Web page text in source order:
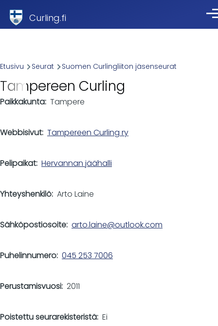
Curling.fi
Breadcrumb
Etusivu Seurat Suomen Curlingliiton jäsenseurat
Tampereen Curling
Paikkakunta Tampere
Webbisivut Tampereen Curling ry
Pelipaikat Hervannan jäähalli
Yhteyshenkilö Arto Laine
Sähköpostiosoite arto.laine@outlook.com
Puhelinnumero 045 253 7006
Perustamisvuosi 2011
Poistettu seurarekisteristä Ei